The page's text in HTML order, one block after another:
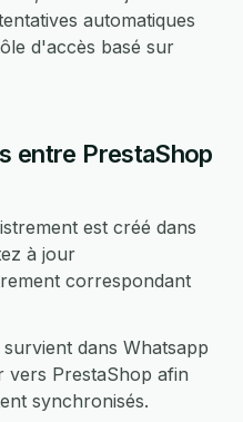
automatiques
d'accès basé sur
entre PrestaShop
est créé dans
à jour
correspondant
dans Whatsapp
vers PrestaShop afin
synchronisés.